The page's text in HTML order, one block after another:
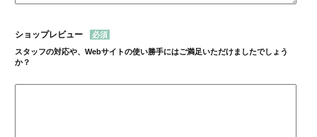
ショップレビュー
スタッフの対応や、Webサイトの使い勝手にはご満足いただけましたでしょう
か？